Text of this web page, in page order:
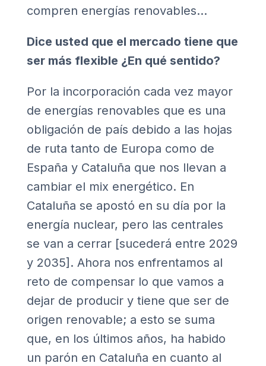
compren energías renovables…
Dice usted que el mercado tiene que
ser más flexible ¿En qué sentido?
Por la incorporación cada vez mayor
de energías renovables que es una
obligación de país debido a las hojas
de ruta tanto de Europa como de
España y Cataluña que nos llevan a
cambiar el mix energético. En
Cataluña se apostó en su día por la
energía nuclear, pero las centrales
se van a cerrar [sucederá entre 2029
y 2035]. Ahora nos enfrentamos al
reto de compensar lo que vamos a
dejar de producir y tiene que ser de
origen renovable; a esto se suma
que, en los últimos años, ha habido
un parón en Cataluña en cuanto al